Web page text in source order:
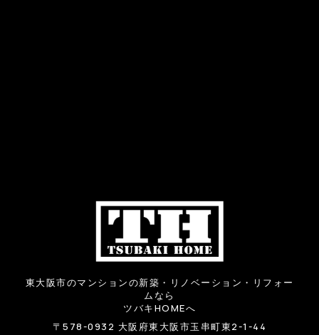
東大阪市のマンションの新築・リノベーション・リフォー
ムなら
ツバキHOMEへ
〒578-0932 大阪府東大阪市玉串町東2-1-44